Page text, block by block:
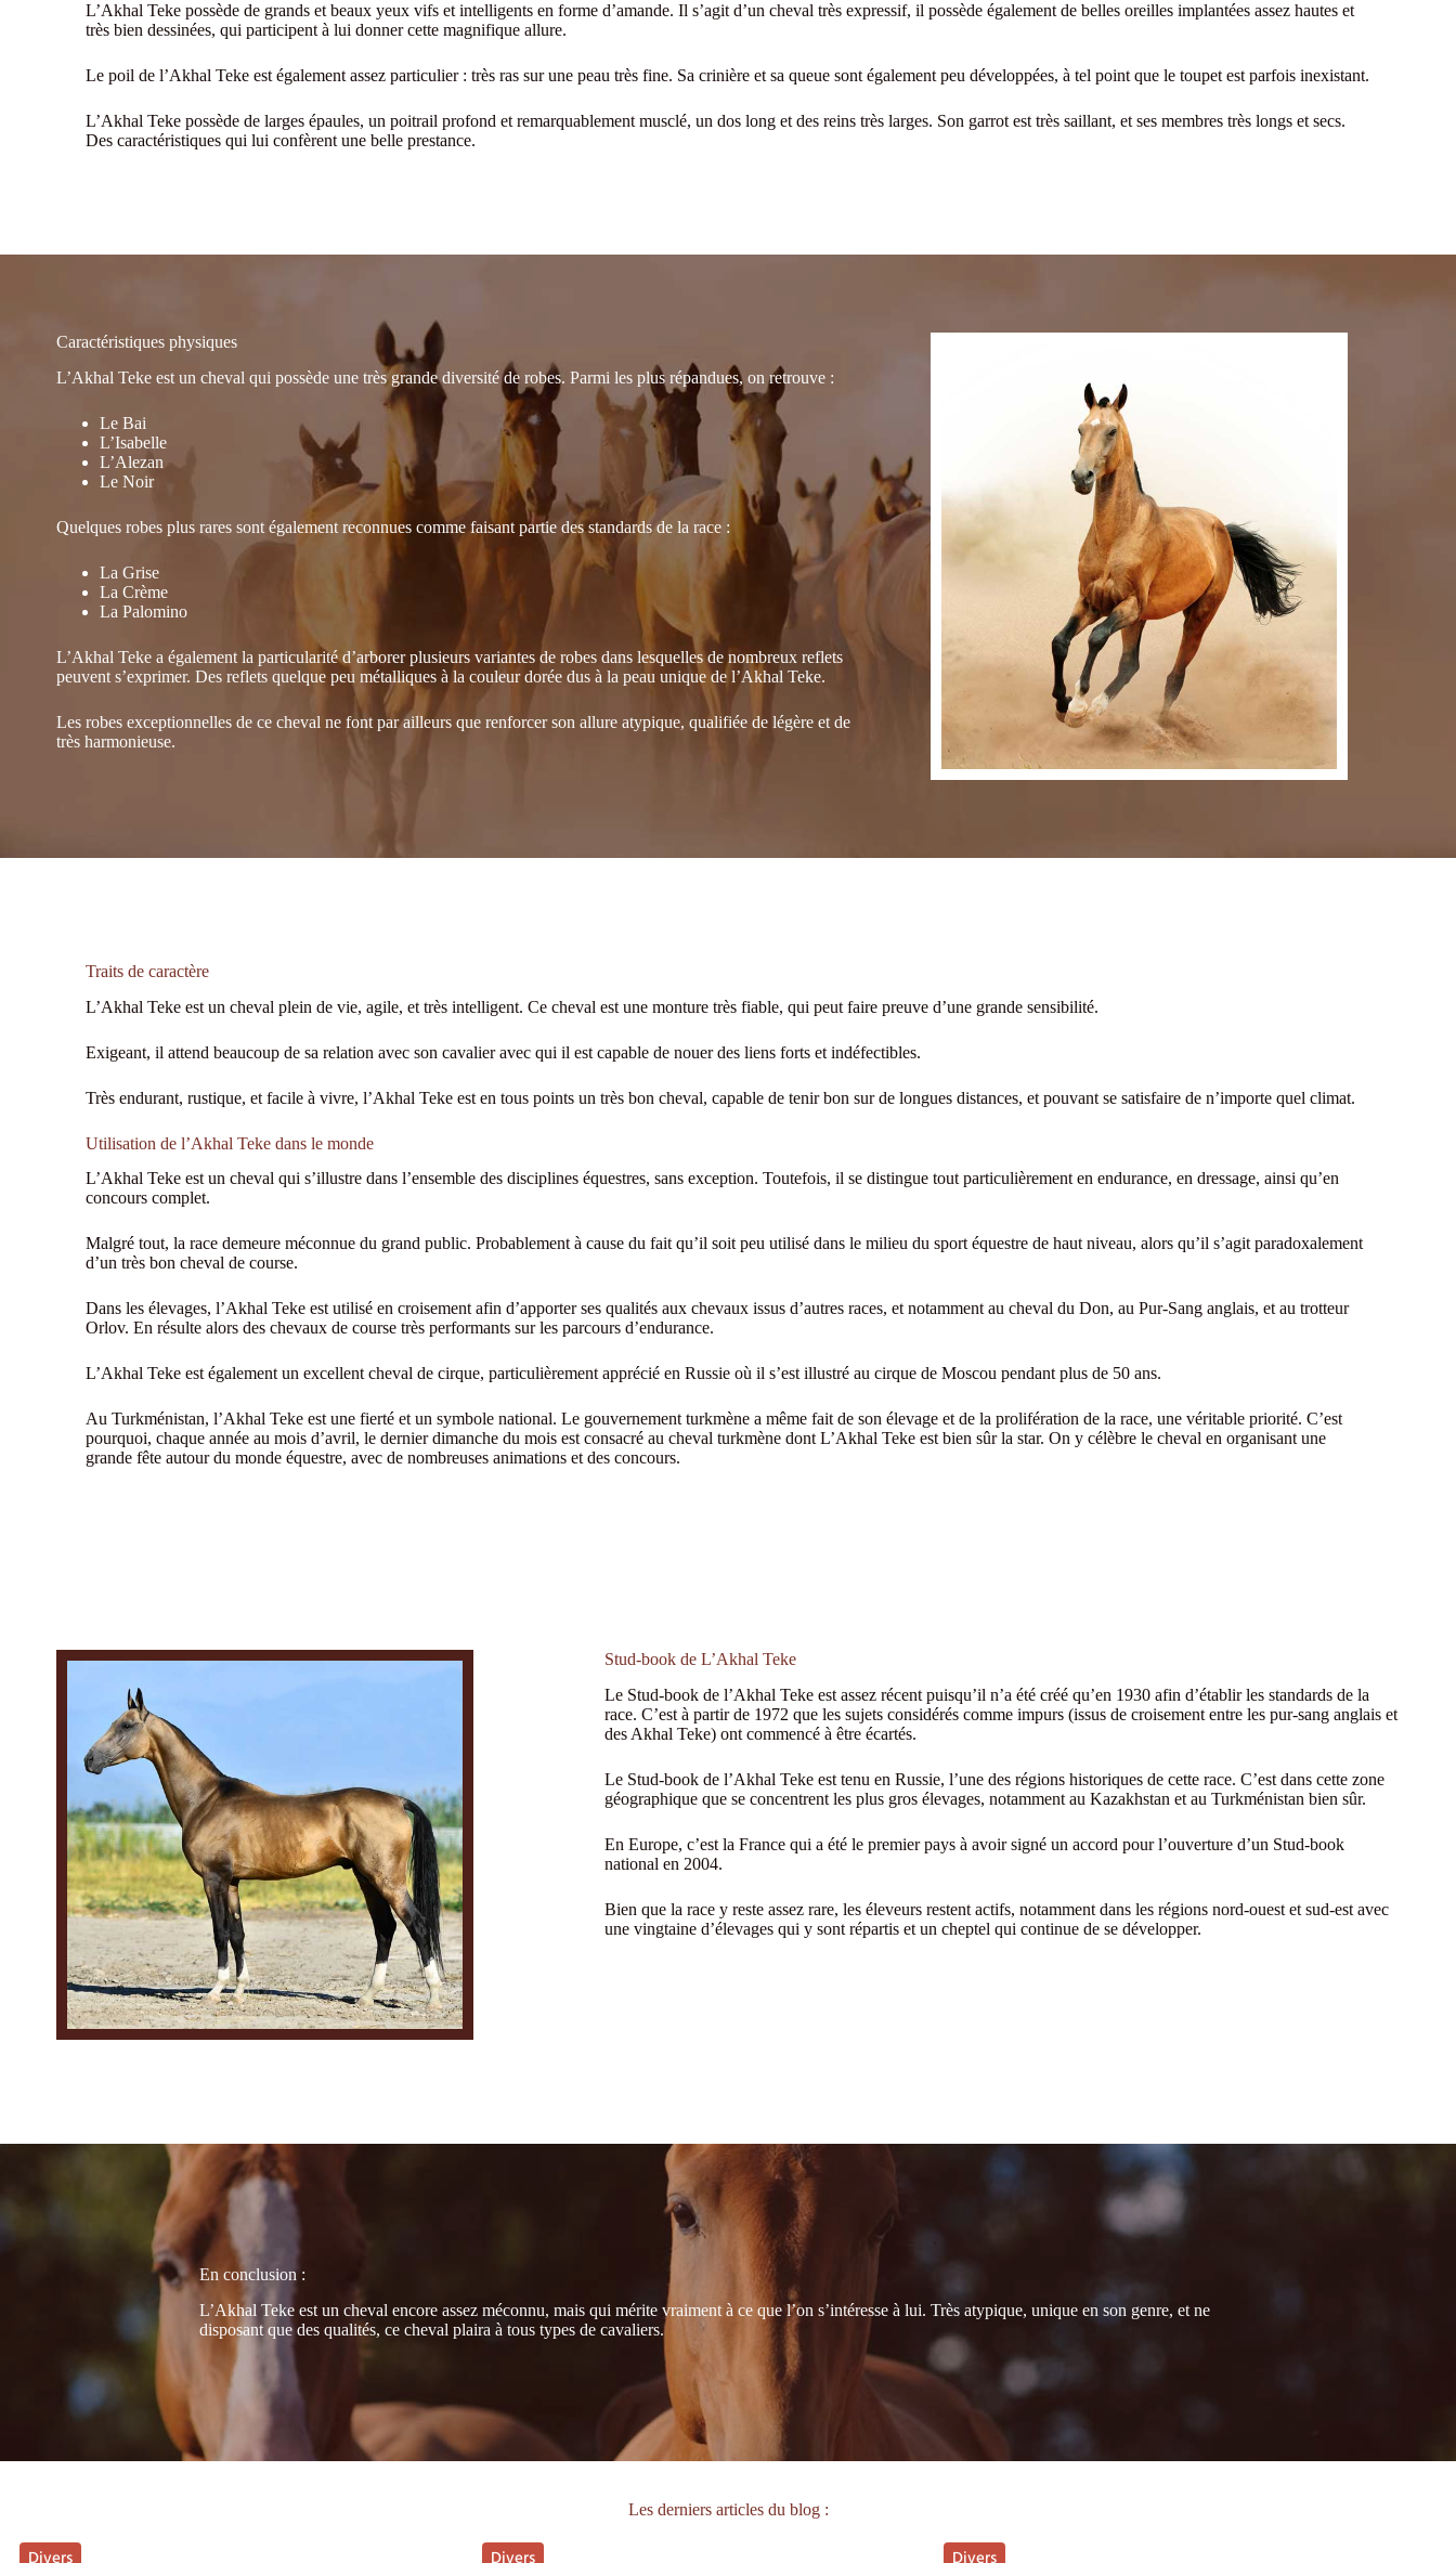
L’Akhal Teke possède de grands et beaux yeux vifs et intelligents en forme d’amande. Il s’agit d’un cheval très expressif, il possède également de belles oreilles implantées assez hautes et
très bien dessinées, qui participent à lui donner cette magnifique allure.
Le poil de l’Akhal Teke est également assez particulier : très ras sur une peau très fine. Sa crinière et sa queue sont également peu développées, à tel point que le toupet est parfois inexistant.
L’Akhal Teke possède de larges épaules, un poitrail profond et remarquablement musclé, un dos long et des reins très larges. Son garrot est très saillant, et ses membres très longs et secs.
Des caractéristiques qui lui confèrent une belle prestance.
Caractéristiques physiques
L’Akhal Teke est un cheval qui possède une très grande diversité de robes. Parmi les plus répandues, on retrouve :
Le Bai
L’Isabelle
L’Alezan
Le Noir
Quelques robes plus rares sont également reconnues comme faisant partie des standards de la race :
La Grise
La Crème
La Palomino
L’Akhal Teke a également la particularité d’arborer plusieurs variantes de robes dans lesquelles de nombreux reflets
peuvent s’exprimer. Des reflets quelque peu métalliques à la couleur dorée dus à la peau unique de l’Akhal Teke.
Les robes exceptionnelles de ce cheval ne font par ailleurs que renforcer son allure atypique, qualifiée de légère et de
très harmonieuse.
Traits de caractère
L’Akhal Teke est un cheval plein de vie, agile, et très intelligent. Ce cheval est une monture très fiable, qui peut faire preuve d’une grande sensibilité.
Exigeant, il attend beaucoup de sa relation avec son cavalier avec qui il est capable de nouer des liens forts et indéfectibles.
Très endurant, rustique, et facile à vivre, l’Akhal Teke est en tous points un très bon cheval, capable de tenir bon sur de longues distances, et pouvant se satisfaire de n’importe quel climat.
Utilisation de l’Akhal Teke dans le monde
L’Akhal Teke est un cheval qui s’illustre dans l’ensemble des disciplines équestres, sans exception. Toutefois, il se distingue tout particulièrement en endurance, en dressage, ainsi qu’en
concours complet.
Malgré tout, la race demeure méconnue du grand public. Probablement à cause du fait qu’il soit peu utilisé dans le milieu du sport équestre de haut niveau, alors qu’il s’agit paradoxalement
d’un très bon cheval de course.
Dans les élevages, l’Akhal Teke est utilisé en croisement afin d’apporter ses qualités aux chevaux issus d’autres races, et notamment au cheval du Don, au Pur-Sang anglais, et au trotteur
Orlov. En résulte alors des chevaux de course très performants sur les parcours d’endurance.
L’Akhal Teke est également un excellent cheval de cirque, particulièrement apprécié en Russie où il s’est illustré au cirque de Moscou pendant plus de 50 ans.
Au Turkménistan, l’Akhal Teke est une fierté et un symbole national. Le gouvernement turkmène a même fait de son élevage et de la prolifération de la race, une véritable priorité. C’est
pourquoi, chaque année au mois d’avril, le dernier dimanche du mois est consacré au cheval turkmène dont L’Akhal Teke est bien sûr la star. On y célèbre le cheval en organisant une
grande fête autour du monde équestre, avec de nombreuses animations et des concours.
Stud-book de L’Akhal Teke
Le Stud-book de l’Akhal Teke est assez récent puisqu’il n’a été créé qu’en 1930 afin d’établir les standards de la
race. C’est à partir de 1972 que les sujets considérés comme impurs (issus de croisement entre les pur-sang anglais et
des Akhal Teke) ont commencé à être écartés.
Le Stud-book de l’Akhal Teke est tenu en Russie, l’une des régions historiques de cette race. C’est dans cette zone
géographique que se concentrent les plus gros élevages, notamment au Kazakhstan et au Turkménistan bien sûr.
En Europe, c’est la France qui a été le premier pays à avoir signé un accord pour l’ouverture d’un Stud-book
national en 2004.
Bien que la race y reste assez rare, les éleveurs restent actifs, notamment dans les régions nord-ouest et sud-est avec
une vingtaine d’élevages qui y sont répartis et un cheptel qui continue de se développer.
En conclusion :
L’Akhal Teke est un cheval encore assez méconnu, mais qui mérite vraiment à ce que l’on s’intéresse à lui. Très atypique, unique en son genre, et ne
disposant que des qualités, ce cheval plaira à tous types de cavaliers.
Les derniers articles du blog :
Divers Divers Divers